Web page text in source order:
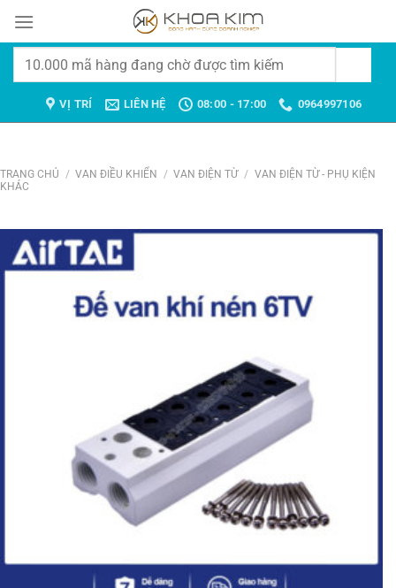
đến
Tìm
VỊ TRÍ LIÊN HỆ 08:00 - 17:00 0964997106
TRANG CHỦ / VAN ĐIỀU KHIỂN / VAN ĐIỆN TỪ / VAN ĐIỆN TỪ - PHỤ KIỆN
KHÁC